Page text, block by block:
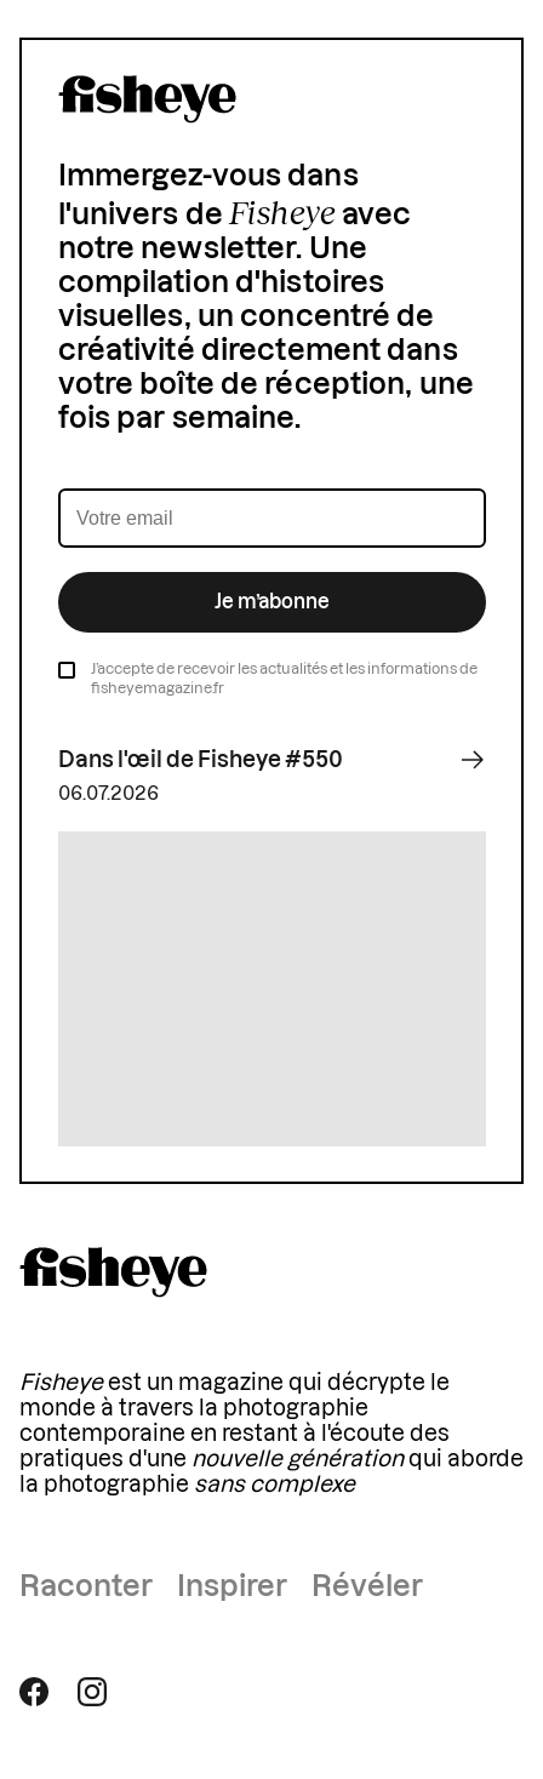
Immergez-vous dans
l'univers deFisheyeavec
notre newsletter. Une
compilation d'histoires
visuelles, un concentré de
créativité directement dans
votre boîte de réception, une
fois par semaine.
Je m’abonne
J’accepte de recevoir les actualités et les informations de
fisheyemagazine.fr
Dans l'œil de Fisheye #550
06.07.2026
Fisheyeest un magazine qui décrypte le
monde à travers la photographie
contemporaine en restant à l'écoute des
pratiques d'une nouvelle générationqui aborde
la photographie sans complexe
Raconter Inspirer Révéler